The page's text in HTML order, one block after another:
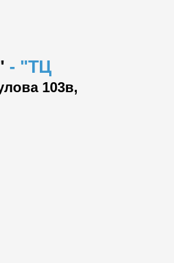
- "ТЦ
103в,